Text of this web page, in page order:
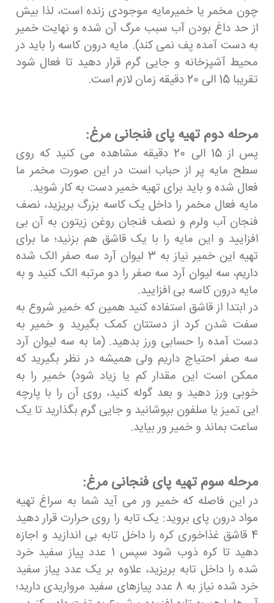
چون مخمر یا خمیرمایه موجودی زنده است، لذا بیش
از حد داغ بودن آب سبب مرگ آن شده و نهایت خمیر
به دست آمده پف نمی کند). مایه درون کاسه را باید در
محیط آشپزخانه و جایی گرم قرار دهید تا فعال شود
تقریبا 15 الی 20 دقیقه زمان لازم است.
مرحله دوم تهیه پای فنجانی مرغ:
پس از 15 الی 20 دقیقه مشاهده می کنید که روی
سطح مایه پر از حباب است در این صورت مخمر ما
فعال شده و باید برای تهیه خمیر دست به کار شوید.
مایه فعال مخمر را داخل یک کاسه بزرگ بریزید، نصف
فنجان آب ولرم و نصف فنجان روغن زیتون به آن بی
افزایید و این مایه را با یک قاشق هم بزنید؛ ما برای
تهیه این خمیر نیاز به 3 لیوان آرد سه صفر الک شده
داریم، سه لیوان آرد سه صفر را دو مرتبه الک کنید و به
مایه درون کاسه بی افزایید.
در ابتدا از قاشق استفاده کنید همین که خمیر شروع به
سفت شدن کرد از دستتان کمک بگیرید و خمیر به
دست آمده را حسابی ورز بدهید. (ما به سه لیوان آرد
سه صفر احتیاج داریم ولی همیشه در نظر بگیرید که
ممکن است این مقدار کم یا زیاد شود) خمیر را به
خوبی ورز دهید و بعد گوله کنید، روی آن را با پارچه
ایی تمیز یا سلفون بپوشانید و جایی گرم بگذارید تا یک
ساعت بماند و خمیر ور بیاید.
مرحله سوم تهیه پای فنجانی مرغ:
در این فاصله که خمیر ور می آید شما به سراغ تهیه
مواد درون پای بروید: یک تابه را روی حرارت قرار دهید
4 قاشق غذاخوری کره را داخل تابه بی اندازید و اجازه
دهید تا کره ذوب شود سپس 1 عدد پیاز سفید خرد
شده را داخل تابه بریزید، علاوه بر یک عدد پیاز سفید
خرد شده نیاز به 8 عدد پیازهای سفید مرواریدی دارید؛